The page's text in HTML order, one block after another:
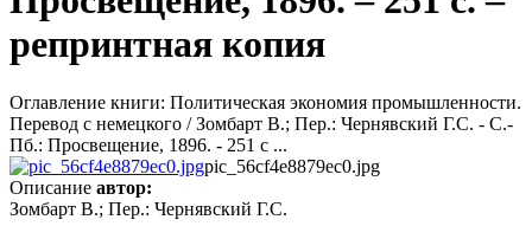
репринтная копия
Оглавление книги: Политическая экономия промышленности.
Перевод с немецкого / Зомбарт В.; Пер.: Чернявский Г.С. - С.-
Пб.: Просвещение, 1896. - 251 c ...
pic_56cf4e8879ec0.jpg
Описание автор:
Зомбарт В.; Пер.: Чернявский Г.С.